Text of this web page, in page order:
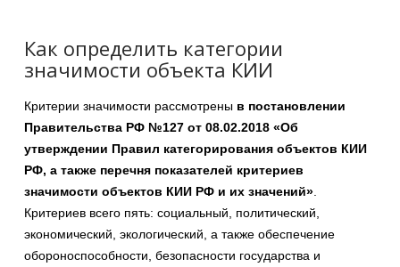
Как определить категории
значимости объекта КИИ
Критерии значимости рассмотрены в постановлении
Правительства РФ №127 от 08.02.2018 «Об
утверждении Правил категорирования объектов КИИ
РФ, а также перечня показателей критериев
значимости объектов КИИ РФ и их значений».
Критериев всего пять: социальный, политический,
экономический, экологический, а также обеспечение
обороноспособности, безопасности государства и